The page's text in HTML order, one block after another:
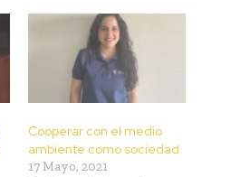
Cooperar con el medio
ambiente como sociedad
17 Mayo, 2021